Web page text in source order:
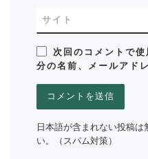
サイト
次回のコメントで
分の名前、メールアド
日本語が含まれない投稿
い。（スパム対策）